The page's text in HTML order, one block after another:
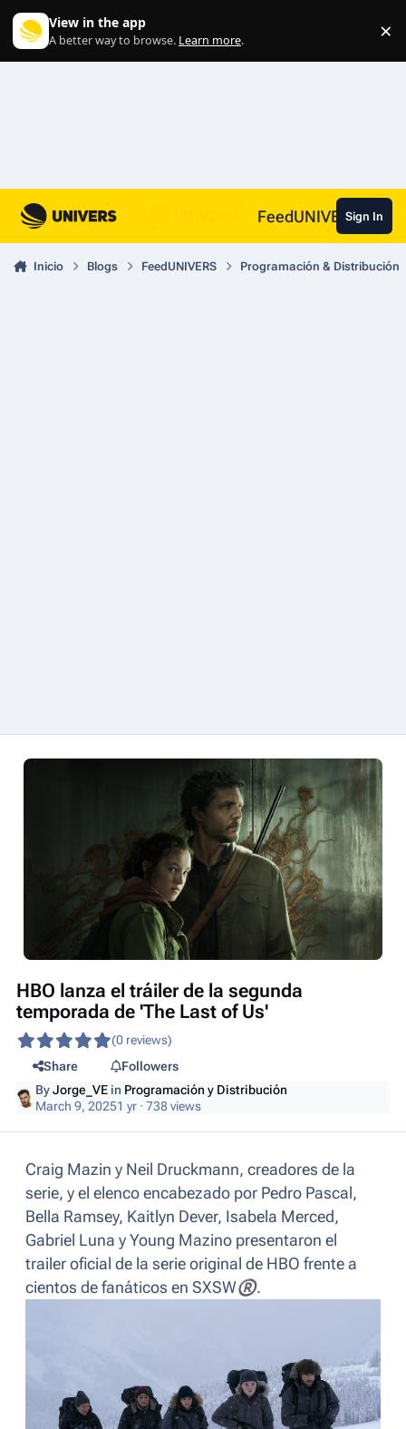
View in the app
A better way to browse. Learn more. ×
FeedUNIVERSSign In
Inicio Blogs FeedUNIVERS Programación & Distribución
HBO lanza el tráiler de la segunda
temporada de 'The Last of Us'
(0 reviews)
Share
Followers
ByJorge_VE in Programación y Distribución
March 9, 20251 yr · 738 views
Craig Mazin y Neil Druckmann, creadores de la
serie, y el elenco encabezado por Pedro Pascal,
Bella Ramsey, Kaitlyn Dever, Isabela Merced,
Gabriel Luna y Young Mazino presentaron el
trailer oficial de la serie original de HBO frente a
cientos de fanáticos en SXSW®.